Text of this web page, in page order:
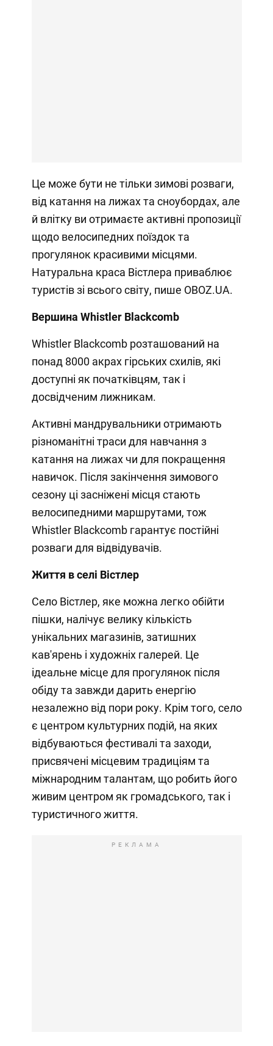
Це може бути не тільки зимові розваги,
від катання на лижах та сноубордах, але
й влітку ви отримаєте активні пропозиції
щодо велосипедних поїздок та
прогулянок красивими місцями.
Натуральна краса Вістлера приваблює
туристів зі всього світу, пише OBOZ.UA.
Вершина Whistler Blackcomb
Whistler Blackcomb розташований на
понад 8000 акрах гірських схилів, які
доступні як початківцям, так і
досвідченим лижникам.
Активні мандрувальники отримають
різноманітні траси для навчання з
катання на лижах чи для покращення
навичок. Після закінчення зимового
сезону ці засніжені місця стають
велосипедними маршрутами, тож
Whistler Blackcomb гарантує постійні
розваги для відвідувачів.
Життя в селі Вістлер
Село Вістлер, яке можна легко обійти
пішки, налічує велику кількість
унікальних магазинів, затишних
кав'ярень і художніх галерей. Це
ідеальне місце для прогулянок після
обіду та завжди дарить енергію
незалежно від пори року. Крім того, село
є центром культурних подій, на яких
відбуваються фестивалі та заходи,
присвячені місцевим традиціям та
міжнародним талантам, що робить його
живим центром як громадського, так і
туристичного життя.
РЕКЛАМА